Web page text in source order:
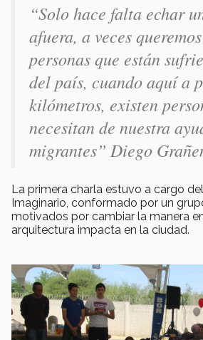
“Solo hace falta echar
afuera, a veces
personas que están
del país, cuando aquí a
kilómetros, existen
necesitan de nuestra
migrantes” Diego
La primera charla estuvo a cargo
Imaginario, conformado por un
motivados por cambiar la manera
arquitectura impacta en la ciudad.